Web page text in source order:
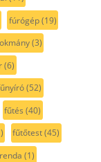
fúrógép(19)
(3)
(6)
(52)
fűtés (40)
fűtőtest(45)
(1)